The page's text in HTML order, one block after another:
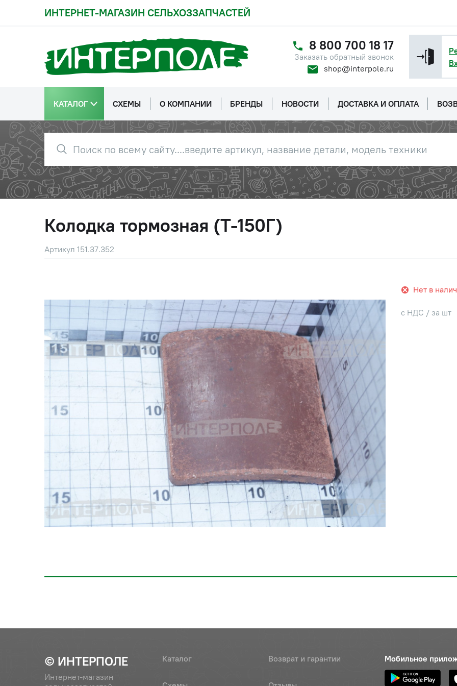
ИНТЕРНЕТ-МАГАЗИН СЕЛЬХОЗЗАПЧАСТЕЙ
8 800 700 18 17
Заказать обратный звонок
shop@interpole.ru
КАТАЛОГ СХЕМЫ О КОМПАНИИ БРЕНДЫ НОВОСТИ ДОСТАВКА И ОПЛАТА
Колодка тормозная (Т-150Г)
Артикул 151.37.352
Нет в
с НДС / за шт
© ИНТЕРПОЛЕ
Интернет-магазин
Каталог Возврат и гарантии Мобильное